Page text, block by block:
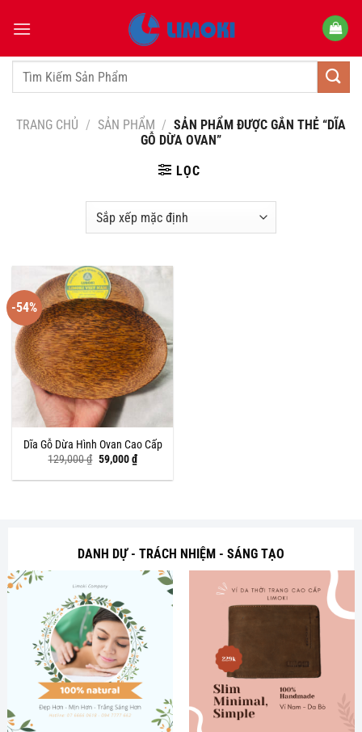
qua
dungTìm
TRANG CHỦ / SẢN PHẨM / SẢN PHẨM ĐƯỢC GẮN THẺ “DĨA
GỖ DỪA OVAN”
LỌC
-54%
Dĩa Gỗ Dừa Hình Ovan Cao Cấp
129,000₫ Giá
gốc
là:
59,000₫Giá
hiện
tại
DANH DỰ - TRÁCH NHIỆM - SÁNG TẠO